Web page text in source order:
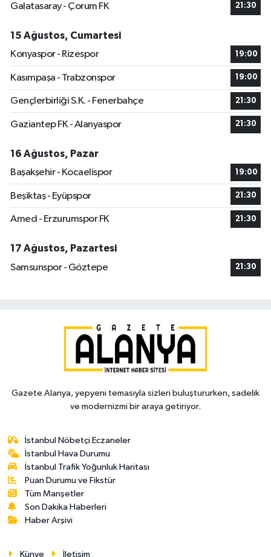
Galatasaray - Çorum FK
21:30
15 Ağustos, Cumartesi
Konyaspor - Rizespor
19:00
Kasımpaşa - Trabzonspor 19:00
Gençlerbirliği S.K. - Fenerbahçe 21:30
Gaziantep FK - Alanyaspor 21:30
16 Ağustos, Pazar
Başakşehir - Kocaelispor
19:00
Beşiktaş - Eyüpspor 21:30
Amed - Erzurumspor FK 21:30
17 Ağustos, Pazartesi
Samsunspor - Göztepe
21:30
Gazete Alanya, yepyeni temasıyla sizleri buluştururken, sadelik
ve modernizmi bir araya getiriyor.
İstanbul Nöbetçi Eczaneler
İstanbul Hava Durumu
İstanbul Trafik Yoğunluk Haritası
Puan Durumu ve Fikstür
Tüm Manşetler
Son Dakika Haberleri
Haber Arşivi
Künye İletişim